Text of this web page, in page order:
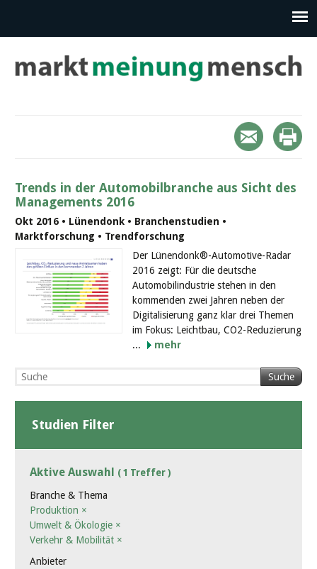
Trends in der Automobilbranche aus Sicht des
Managements 2016
Okt 2016 • Lünendonk • Branchenstudien •
Marktforschung • Trendforschung
Der Lünendonk®-Automotive-Radar
2016 zeigt: Für die deutsche
Automobilindustrie stehen in den
kommenden zwei Jahren neben der
Digitalisierung ganz klar drei Themen
im Fokus: Leichtbau, CO2-Reduzierung
...
mehr
Suche
Studien Filter
Aktive Auswahl ( 1 Treffer )
Branche & Thema
Produktion ×
Umwelt & Ökologie ×
Verkehr & Mobilität ×
Anbieter